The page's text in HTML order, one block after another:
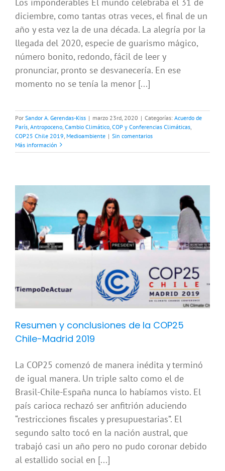
diciembre, como tantas otras veces, el final de un
año y esta vez la de una década. La alegría por la
llegada del 2020, especie de guarismo mágico,
número bonito, redondo, fácil de leer y
pronunciar, pronto se desvanecería. En ese
momento no se tenía la menor [...]
Por Sandor A. Gerendas-Kiss | marzo 23rd, 2020 | Categorías: Acuerdo de
París Antropoceno Cambio Climático COP y Conferencias Climáticas
COP25 Chile 2019 Medioambiente | Sin comentarios
Más información
Resumen y conclusiones de la COP25
Chile-Madrid 2019
La COP25 comenzó de manera inédita y terminó
de igual manera. Un triple salto como el de
Brasil-Chile-España nunca lo habíamos visto. El
país carioca rechazó ser anfitrión aduciendo
“restricciones fiscales y presupuestarias”. El
segundo salto tocó en la nación austral, que
trabajó casi un año pero no pudo coronar debido
al estallido social en [...]